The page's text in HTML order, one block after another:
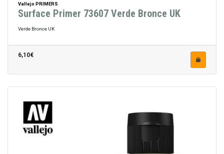
Vallejo PRIMERS
Surface Primer 73607 Verde Bronce UK
Verde Bronce UK
6,10€